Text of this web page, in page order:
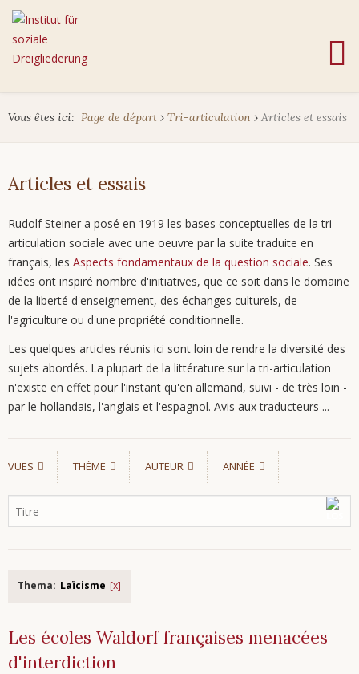
Vous êtes ici: Page de départ › Tri-articulation › Articles et essais
Articles et essais
Rudolf Steiner a posé en 1919 les bases conceptuelles de la tri-
articulation sociale avec une oeuvre par la suite traduite en
français, les Aspects fondamentaux de la question sociale. Ses
idées ont inspiré nombre d'initiatives, que ce soit dans le domaine
de la liberté d'enseignement, des échanges culturels, de
l'agriculture ou d'une propriété conditionnelle.
Les quelques articles réunis ici sont loin de rendre la diversité des
sujets abordés. La plupart de la littérature sur la tri-articulation
n'existe en effet pour l'instant qu'en allemand, suivi - de très loin -
par le hollandais, l'anglais et l'espagnol. Avis aux traducteurs ...
VUES THÈME AUTEUR ANNÉE
Thema: Laïcisme
Les écoles Waldorf françaises menacées
d'interdiction